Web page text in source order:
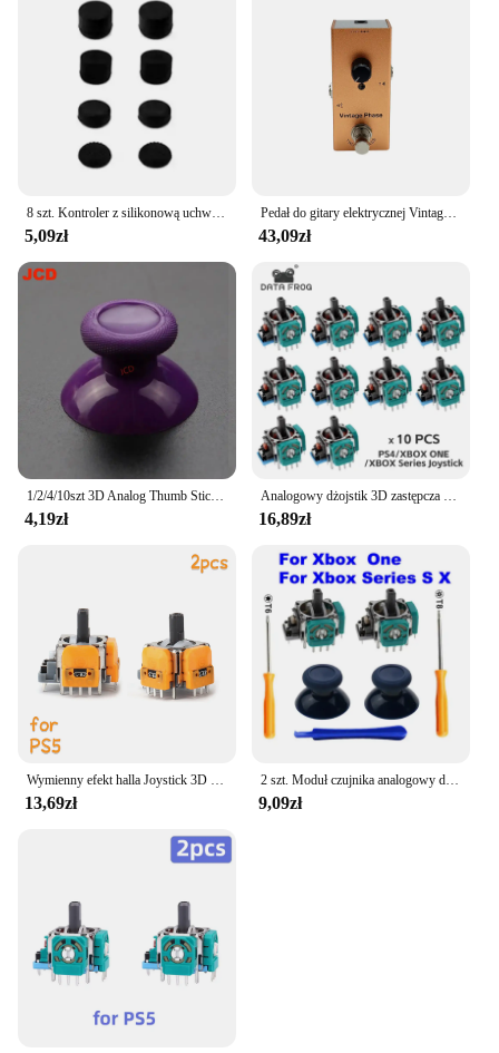
5,09zł
Pedał do gitary elektrycznej Vintage overdrive/US Dream/Classic Chorus/Vintage Phase/Tremolo/Analog Delay/Digital Delay/Ultimate Drive
43,09zł
1/2/4/10szt 3D Analog Thumb Sticks Grip Joystick Cap For Xbox One / Xbox One X S Controller Handle ThumbSticks Cover
4,19zł
Analogowy dżojstik 3D zastępcza do PS5/PS4/Switch Pro/Xbox One Series kontroler ThumbStick akcesoria do naprawy danych
16,89zł
Wymienny efekt halla Joystick 3D czujnik analogowy na PS5/PS4/Xbox One/Series akcesoria do części części naprawcze do pada
13,69zł
2 szt. Moduł czujnika analogowy dżojstik 3D z drążkiem potencjometry i ThumbStick do Microsoft XBox jednego kontrolera z serii S X
9,09zł